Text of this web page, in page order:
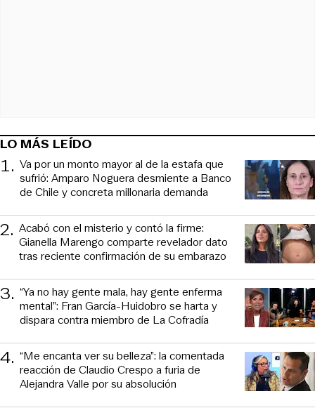
LO MÁS LEÍDO
1. Va por un monto mayor al de la estafa que
sufrió: Amparo Noguera desmiente a Banco
de Chile y concreta millonaria demanda
2. Acabó con el misterio y contó la firme:
Gianella Marengo comparte revelador dato
tras reciente confirmación de su embarazo
3. “Ya no hay gente mala, hay gente enferma
mental”: Fran García-Huidobro se harta y
dispara contra miembro de La Cofradía
4. “Me encanta ver su belleza”: la comentada
reacción de Claudio Crespo a furia de
Alejandra Valle por su absolución